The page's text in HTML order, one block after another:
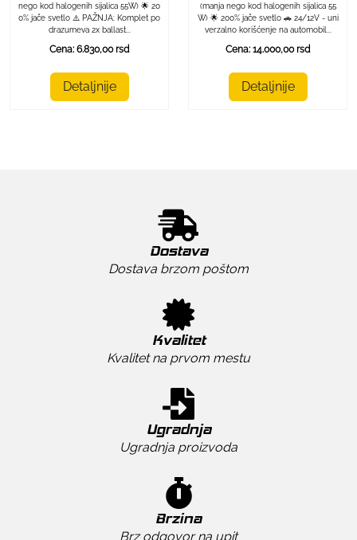
nego kod halogenih sijalica 55W) 🌟 20
0% jače svetlo ⚠️ PAŽNJA: Komplet po
drazumeva 2x ballast...
Cena: 6.830,00 rsd
Detaljnije
(manja nego kod halogenih sijalica 55
W) 🌟 200% jače svetlo 🚗 24/12V - uni
verzalno korišćenje na automobil...
Cena: 14.000,00 rsd
Detaljnije
Dostava
Dostava brzom poštom
Kvalitet
Kvalitet na prvom mestu
Ugradnja
Ugradnja proizvoda
Brzina
Brz odgovor na upit